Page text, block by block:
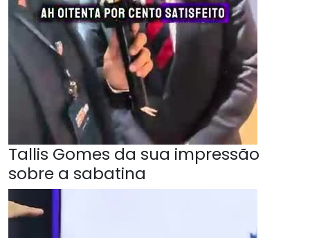
Tallis Gomes da sua impressão
sobre a sabatina